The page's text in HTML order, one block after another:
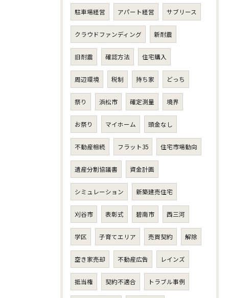
駐車場経営 アパート経営 サブリース
クラウドファンディング 新耐震
旧耐震 確認方法 住宅購入
周辺環境 税制 持ち家 どっち
祭り 浜松市 確定測量 境界
お祭り マイホーム 頭金なし
不動産相続 フラット35 住宅市場動向
遺産分割協議書 資金計画
シミュレーション 新築建売住宅
刈谷市 表彰式 碧南市 西三河
学区 子育てエリア 売買契約 解除
空き家売却 不動産広告 レインズ
抵当権 契約不適合 トラブル事例